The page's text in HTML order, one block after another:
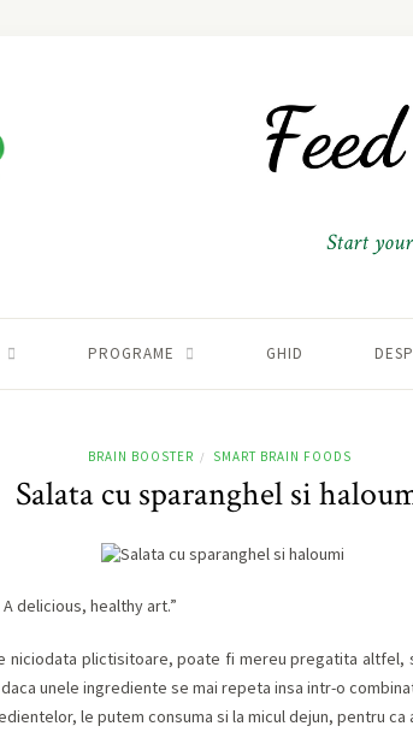
Start
PROGRAME GHID
BRAIN BOOSTER / SMART BRAIN FOODS
Salata cu sparanghel si
delicious, healthy art.”
niciodata plictisitoare, poate fi mereu pregatita altfel,
unele ingrediente se mai repeta insa intr-o
le putem consuma si la micul dejun, pentru